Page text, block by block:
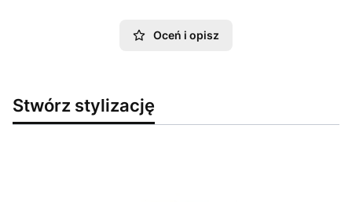
Oceń i opisz
Stwórz stylizację